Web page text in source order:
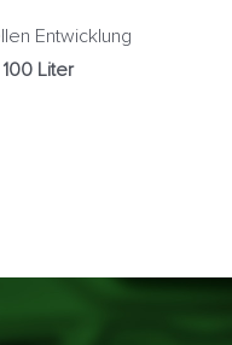
Entwicklung
Liter